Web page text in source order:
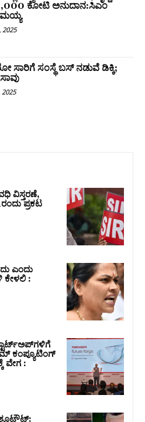
ಕೋಟಿ ಅನುದಾನ:ಸಿಎಂ
2025
ಸಾರಿಗೆ ಸಂಸ್ಥೆ ಬಸ್‌ ನಡುವೆ ಡಿಕ್ಕಿ;
ವಿಸ್ತರಣೆ,
ಪ್ರಕಟ
ಎಂದು
:
ಕಂಪ್ಯೂಟಿಂಗ್
ವೇಗ :
ಶೂಟೌಟ್‌: